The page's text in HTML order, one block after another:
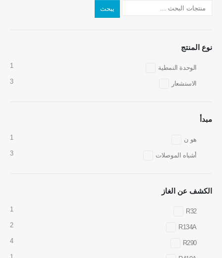
يبحث
نوع المنتج
الوحدة النمطية 1
الاستشعار 3
مبدأ
هو ن 1
أشباه الموصلات 3
الكشف عن الغاز
R32
1
R134A
2
R290
4
عنوان : No.299 Jinsuo Road ، منطقة التكنولوجيا الفائقة الوطنية ، Zhengzhou
WeChat